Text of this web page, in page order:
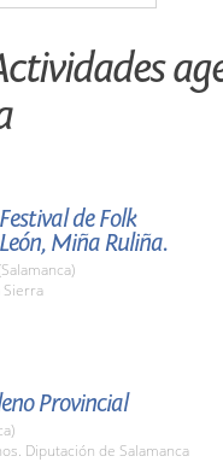
de Folk
Miña Ruliña.
Sierra
Provincial
Diputación de Salamanca